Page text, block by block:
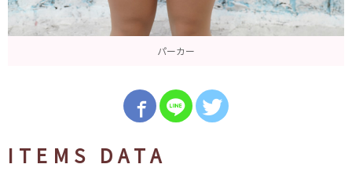
パーカー
ITEMS DATA